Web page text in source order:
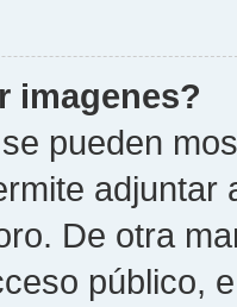
imagenes?
pueden
De otra
público,